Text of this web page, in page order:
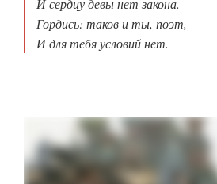
Гордись: таков и ты, поэт,
И для тебя условий нет.